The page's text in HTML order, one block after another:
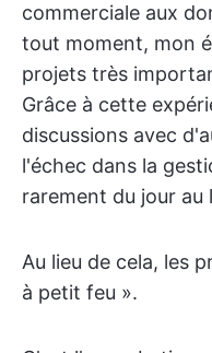
commerciale aux
tout moment, mon
projets très
Grâce à cette
discussions avec
l'échec dans la
rarement du jour au
Au lieu de cela, les
à petit feu ».